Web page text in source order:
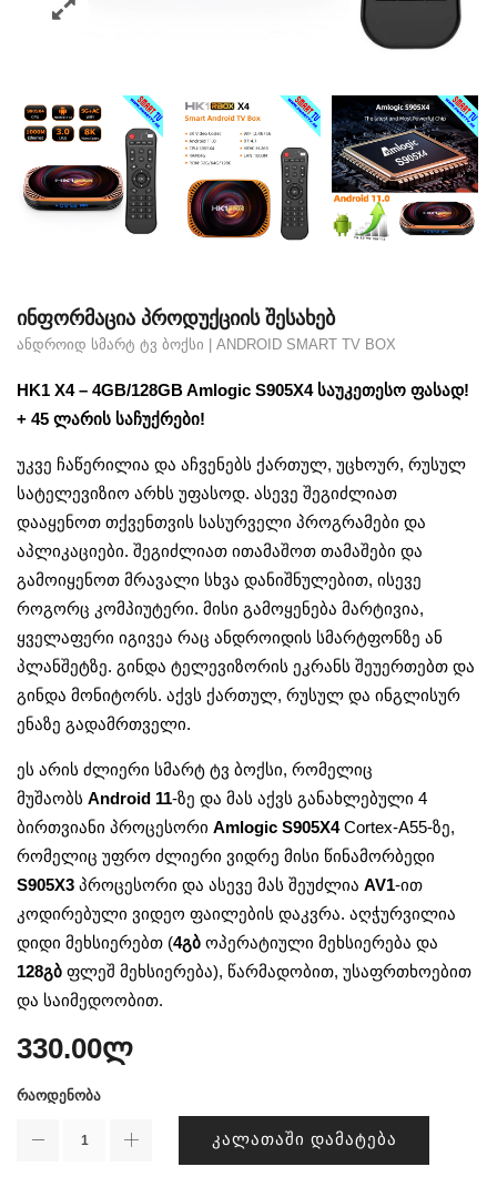
ᲘᲜᲤᲝᲠᲛᲐᲪᲘᲐ ᲞᲠᲝᲓᲣᲥᲪᲘᲘᲡ ᲨᲔᲡᲐᲮᲔᲑ
ᲐᲜᲓᲠᲝᲘᲓ ᲡᲛᲐᲠᲢ ᲢᲕ ᲑᲝᲥᲡᲘ | ANDROID SMART TV BOX
HK1 X4 – 4GB/128GB Amlogic S905X4 საუკეთესო ფასად!
+ 45 ლარის საჩუქრები!
უკვე ჩაწერილია და აჩვენებს ქართულ, უცხოურ, რუსულ
სატელევიზიო არხს უფასოდ. ასევე შეგიძლიათ
დააყენოთ თქვენთვის სასურველი პროგრამები და
აპლიკაციები. შეგიძლიათ ითამაშოთ თამაშები და
გამოიყენოთ მრავალი სხვა დანიშნულებით, ისევე
როგორც კომპიუტერი. მისი გამოყენება მარტივია,
ყველაფერი იგივეა რაც ანდროიდის სმარტფონზე ან
პლანშეტზე. გინდა ტელევიზორის ეკრანს შეუერთებთ და
გინდა მონიტორს. აქვს ქართულ, რუსულ და ინგლისურ
ენაზე გადამრთველი.
ეს არის ძლიერი სმარტ ტვ ბოქსი, რომელიც
მუშაობს Android 11-ზე და მას აქვს განახლებული 4
ბირთვიანი პროცესორი Amlogic S905X4Cortex-A55-ზე,
რომელიც უფრო ძლიერი ვიდრე მისი წინამორბედი
S905X3 პროცესორი და ასევე მას შეუძლია AV1-ით
კოდირებული ვიდეო ფაილების დაკვრა. აღჭურვილია
დიდი მეხსიერებთ (4გბ ოპერატიული მეხსიერება და
128გბ ფლეშ მეხსიერება), წარმადობით, უსაფრთხოებით
და საიმედოობით.
330.00ლ
ᲠᲐᲝᲓᲔᲜᲝᲑᲐ
ᲙᲐᲚᲐᲗᲐᲨᲘ ᲓᲐᲛᲐᲢᲔᲑᲐ